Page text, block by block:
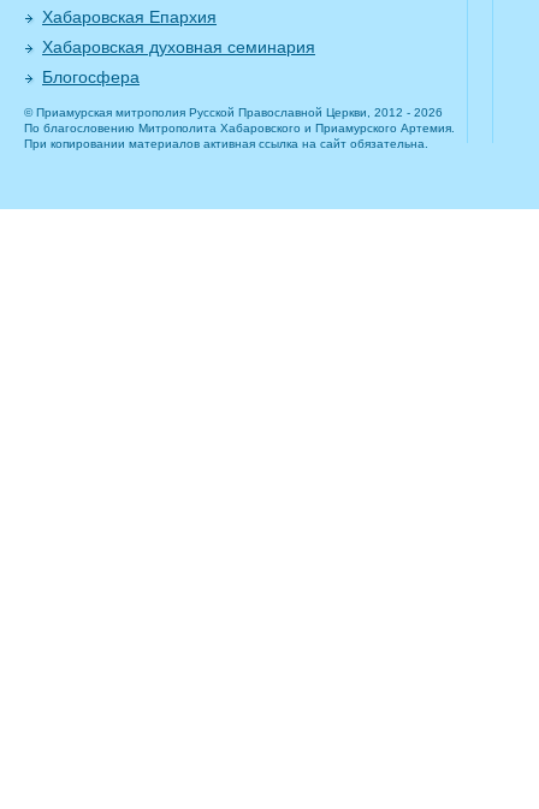
Хабаровская Епархия
Хабаровская духовная семинария
Блогосфера
© Приамурская митрополия Русской Православной Церкви, 2012 - 2026
По благословению Митрополита Хабаровского и Приамурского Артемия.
При копировании материалов активная ссылка на сайт обязательна.